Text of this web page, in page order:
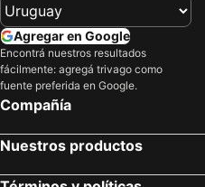
Lisse, bed and breakfasts
Enkhuizen, bed and breakfasts
Gouda, bed and breakfasts
Amersfoort, bed and breakfasts
Purmerend, bed and breakfasts
Agregar en Google
Encontrá nuestros resultados
fácilmente: agregá trivago como
fuente preferida en Google.
Compañía
Nuestros productos